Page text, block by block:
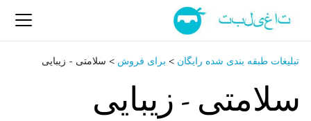
تبلیغات طبقه بندی شده رایگان > برای فروش > سلامتی - زیبایی
سلامتی - زیبایی